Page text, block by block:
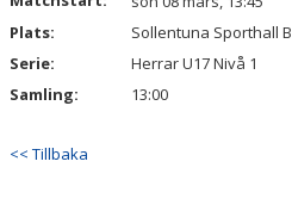
Plats:
Sollentuna Sporthall B
Serie:
Herrar U17 Nivå 1
Samling:
13:00
<< Tillbaka